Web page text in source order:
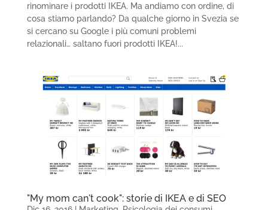
rinominare i prodotti IKEA. Ma andiamo con ordine, di
cosa stiamo parlando? Da qualche giorno in Svezia se
si cercano su Google i più comuni problemi
relazionali… saltano fuori prodotti IKEA!...
"My mom can't cook": storie di IKEA e di SEO